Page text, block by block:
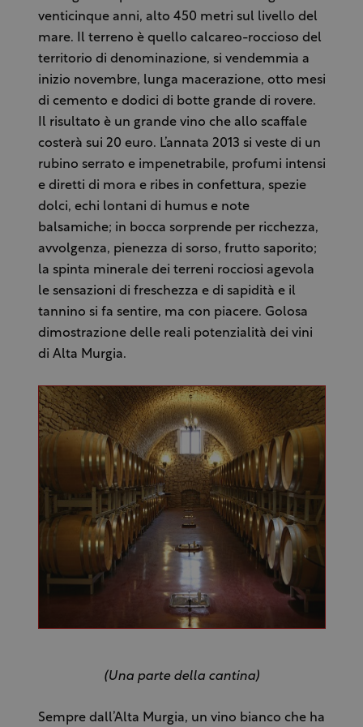
venticinque anni, alto 450 metri sul livello del
mare. Il terreno è quello calcareo-roccioso del
territorio di denominazione, si vendemmia a
inizio novembre, lunga macerazione, otto mesi
di cemento e dodici di botte grande di rovere.
Il risultato è un grande vino che allo scaffale
costerà sui 20 euro. L’annata 2013 si veste di un
rubino serrato e impenetrabile, profumi intensi
e diretti di mora e ribes in confettura, spezie
dolci, echi lontani di humus e note
balsamiche; in bocca sorprende per ricchezza,
avvolgenza, pienezza di sorso, frutto saporito;
la spinta minerale dei terreni rocciosi agevola
le sensazioni di freschezza e di sapidità e il
tannino si fa sentire, ma con piacere. Golosa
dimostrazione delle reali potenzialità dei vini
di Alta Murgia.
(Una parte della cantina)
Sempre dall’Alta Murgia, un vino bianco che ha